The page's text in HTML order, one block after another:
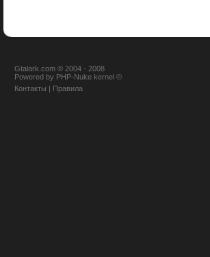
Gtalark.com © 2004 - 2008
Powered by PHP-Nuke kernel ©
Контакты | Правила